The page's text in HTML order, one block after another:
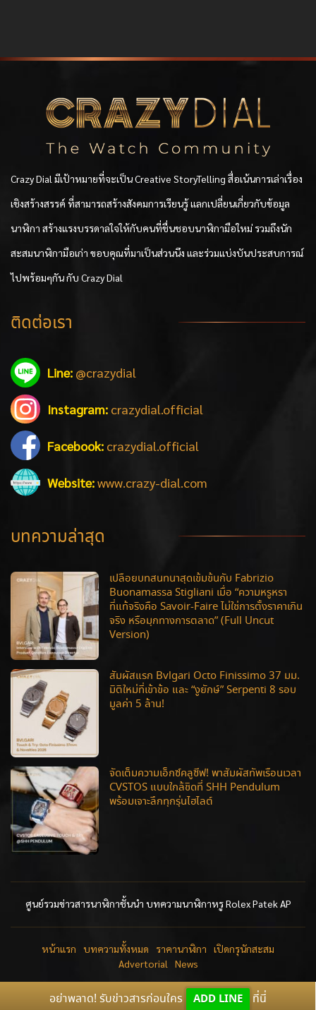
Crazy Dial มีเป้าหมายที่จะเป็น Creative StoryTelling สื่อเน้นการเล่าเรื่อง
เชิงสร้างสรรค์ ที่สามารถสร้างสังคมการเรียนรู้ แลกเปลี่ยนเกี่ยวกับข้อมูล
นาฬิกา สร้างแรงบรรดาลใจให้กับคนที่ชื่นชอบนาฬิกามือใหม่ รวมถึงนัก
สะสมนาฬิกามือเก่า ขอบคุณที่มาเป็นส่วนนึง และร่วมแบ่งบันประสบการณ์
ไปพร้อมๆกัน กับ Crazy Dial
ติดต่อเรา
Line: @crazydial
Instagram: crazydial.official
Facebook: crazydial.official
Website:www.crazy-dial.com
บทความล่าสุด
เปลือยบทสนทนาสุดเข้มข้นกับ Fabrizio
Buonamassa Stigliani เมื่อ “ความหรูหรา
ที่แท้จริงคือ Savoir-Faire ไม่ใช่การตั้งราคาเกิน
จริง หรือมุกทางการตลาด” (Full Uncut
Version)
สัมผัสแรก Bvlgari Octo Finissimo 37 มม.
มิติใหม่ที่เข้าข้อ และ “งูยักษ์” Serpenti 8 รอบ
มูลค่า 5 ล้าน!
จัดเต็มความเอ็กซ์คลูซีฟ! พาสัมผัสทัพเรือนเวลา
CVSTOS แบบใกล้ชิดที่ SHH Pendulum
พร้อมเจาะลึกทุกรุ่นไฮไลต์
ศูนย์รวมข่าวสารนาฬิกาชั้นนำ บทความนาฬิกาหรู Rolex Patek AP
หน้าแรก บทความทั้งหมด ราคานาฬิกา
เปิดกรุนักสะสม
Advertorial
News
อย่าพลาด! รับข่าวสารก่อนใคร ADD LINE ที่นี่